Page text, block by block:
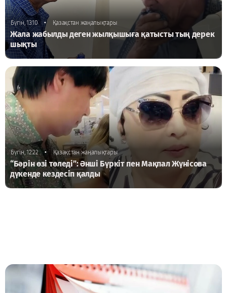
Бүгін, 13:10 • Қазақстан жаңалықтары
Жала жабылды деген жылқышыға қатысты тың дерек
шықты
Бүгін, 12:22 • Қазақстан жаңалықтары
“Бәрін өзі төледі”: Әнші Бүркіт пен Мақпал Жүнісова
дүкенде кездесіп қалды